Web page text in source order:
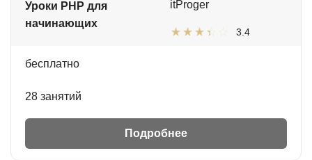
Уроки PHP для
начинающих
itProger
3.4
бесплатно
28 занятий
Подробнее